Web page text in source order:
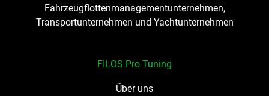
Fahrzeugflottenmanagementunternehmen,
Transportunternehmen und Yachtunternehmen
FILOS Pro Tuning
Über uns